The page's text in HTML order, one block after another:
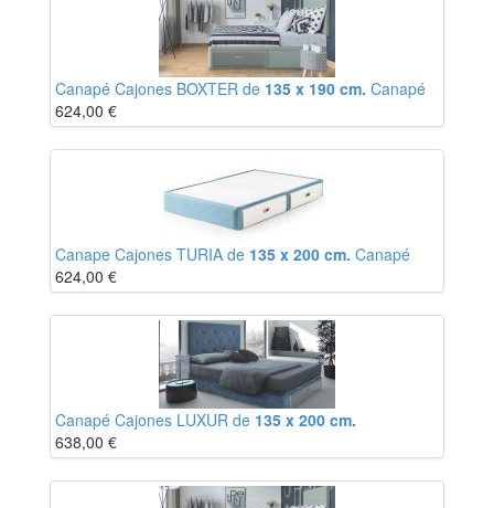
Canapé Cajones BOXTER de 135 x 190 cm. Canapé
624,00 €
Canape Cajones TURIA de 135 x 200 cm. Canapé
624,00 €
Canapé Cajones LUXUR de 135 x 200 cm.
638,00 €